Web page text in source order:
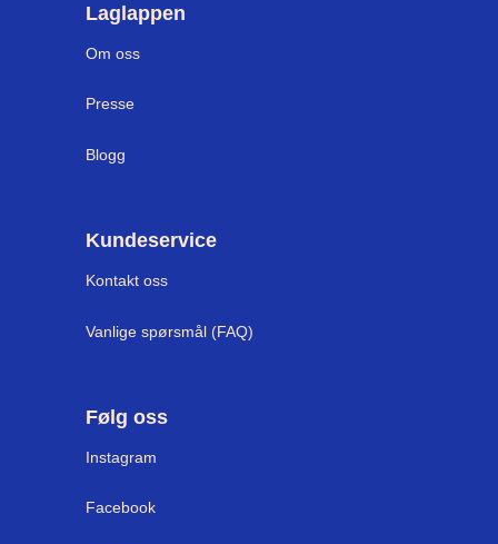
Laglappen
Om oss
Presse
Blogg
Kundeservice
Kontakt oss
Vanlige spørsmål (FAQ)
Følg oss
Instagram
Facebook